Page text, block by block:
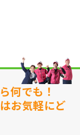
何でも！
お気軽にど